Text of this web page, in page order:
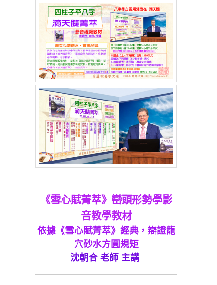
《雪心賦菁萃》巒頭形勢學影
音教學教材
依據《雪心賦菁萃》經典，辯證龍
穴砂水方圓規矩
沈朝合 老師 主講